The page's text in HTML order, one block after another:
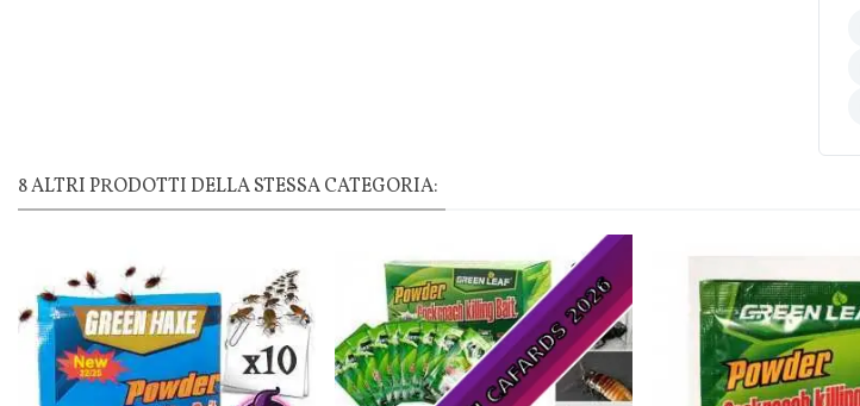
8 ALTRI PRODOTTI DELLA STESSA CATEGORIA: